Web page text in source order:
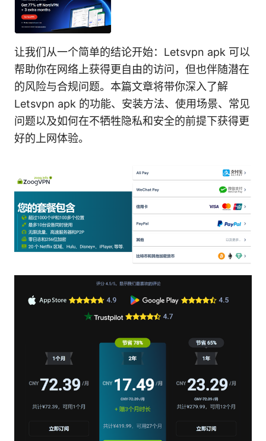
让我们从一个简单的结论开始：Letsvpn apk 可以
帮助你在网络上获得更自由的访问，但也伴随潜在
的风险与合规问题。本篇文章将带你深入了解
Letsvpn apk 的功能、安装方法、使用场景、常见
问题以及如何在不牺牲隐私和安全的前提下获得更
好的上网体验。